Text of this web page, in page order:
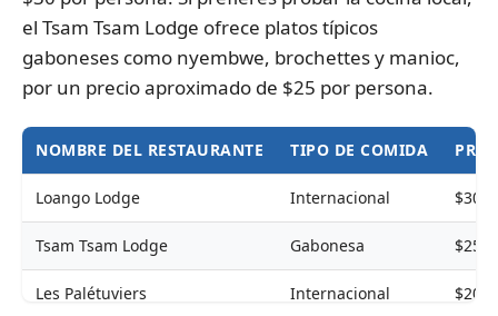
el Tsam Tsam Lodge ofrece platos típicos
gaboneses como nyembwe, brochettes y manioc,
por un precio aproximado de $25 por persona.
NOMBRE DEL RESTAURANTE TIPO DE COMIDA
Loango Lodge Internacional $30
Tsam Tsam Lodge Gabonesa $25
Les Palétuviers Internacional $20